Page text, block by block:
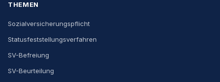
THEMEN
Sozialversicherungspflicht
Statusfeststellungsverfahren
SV-Befreiung
SV-Beurteilung